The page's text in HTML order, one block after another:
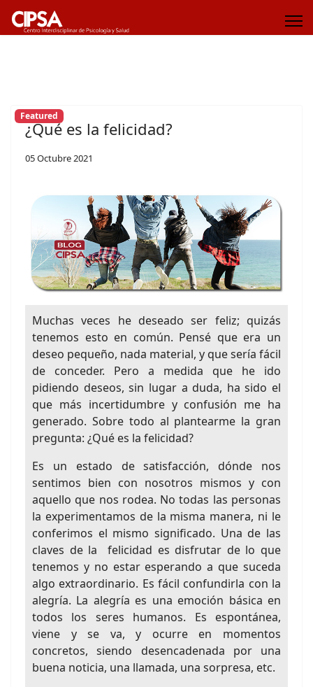
Featured
¿Qué es la felicidad?
05 Octubre 2021
Muchas veces he deseado ser feliz; quizás
tenemos esto en común. Pensé que era un
deseo pequeño, nada material, y que sería fácil
de conceder. Pero a medida que he ido
pidiendo deseos, sin lugar a duda, ha sido el
que más incertidumbre y confusión me ha
generado. Sobre todo al plantearme la gran
pregunta: ¿Qué es la felicidad?
Es un estado de satisfacción, dónde nos
sentimos bien con nosotros mismos y con
aquello que nos rodea. No todas las personas
la experimentamos de la misma manera, ni le
conferimos el mismo significado. Una de las
claves de la felicidad es disfrutar de lo que
tenemos y no estar esperando a que suceda
algo extraordinario. Es fácil confundirla con la
alegría. La alegría es una emoción básica en
todos los seres humanos. Es espontánea,
viene y se va, y ocurre en momentos
concretos, siendo desencadenada por una
buena noticia, una llamada, una sorpresa, etc.